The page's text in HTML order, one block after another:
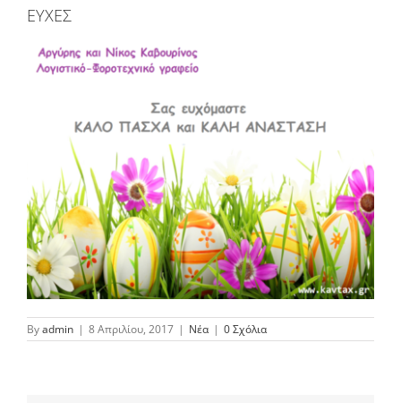
ΕΥΧΕΣ
Byadmin | 8 Απριλίου, 2017 | Νέα | 0 Σχόλια